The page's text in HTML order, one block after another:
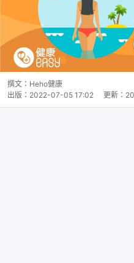
撰文： Heho健康
出版： 2022-07-05 17:02 更新：